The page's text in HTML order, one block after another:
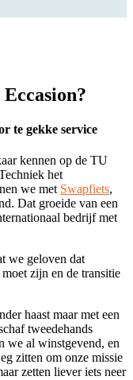
te gekke service
kennen op de TU
het
we met Swapfiets,
Dat groeide van een
bedrijf met
we geloven dat
zijn en de transitie
haast maar met een
tweedehands
we al winstgevend, en
zitten om onze missie
zetten liever iets neer